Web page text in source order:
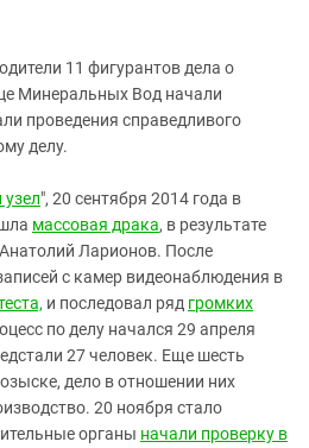
ИНАКОМЫСЛИЕ В ЧЕЧНЕ
ПРЕСЛЕДОВАНИЕ АКТИВИСТОВ
МОБИЛИЗАЦИЯ И ПРОТЕСТЫ
11 фигурантов дела о
Минеральных Вод начали
проведения справедливого
делу.
", 20 сентября 2014 года в
массовая драка, в результате
Анатолий Ларионов. После
с камер видеонаблюдения в
и последовал ряд громких
по делу начался 29 апреля
27 человек. Еще шесть
дело в отношении них
20 ноября стало
органы начали проверку в